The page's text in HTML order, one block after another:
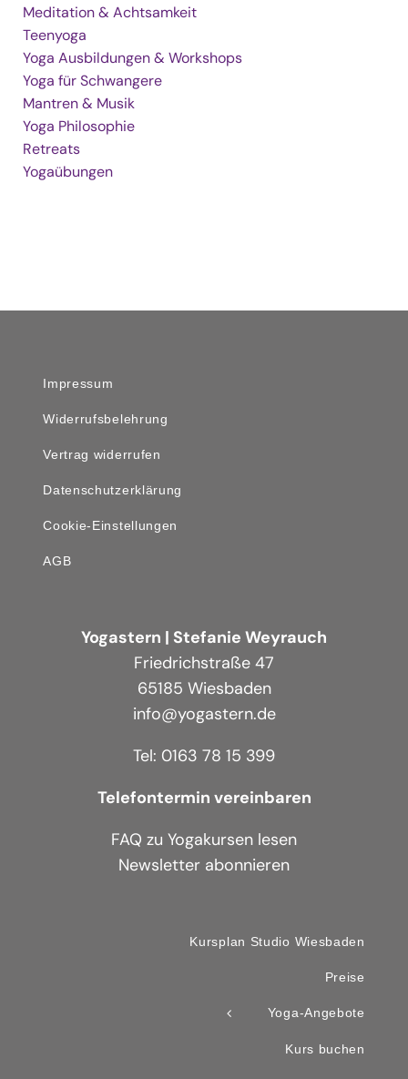
Meditation & Achtsamkeit
Teenyoga
Yoga Ausbildungen & Workshops
Yoga für Schwangere
Mantren & Musik
Yoga Philosophie
Retreats
Yogaübungen
Impressum
Widerrufsbelehrung
Vertrag widerrufen
Datenschutzerklärung
Cookie-Einstellungen
AGB
Yogastern | Stefanie Weyrauch
Friedrichstraße 47
65185 Wiesbaden
info@yogastern.de
Tel: 0163 78 15 399
Telefontermin vereinbaren
FAQ zu Yogakursen lesen
Newsletter abonnieren
Kursplan Studio Wiesbaden
Preise
Yoga-Angebote
Kurs buchen